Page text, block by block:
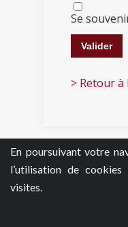
En poursuivant votre
l’utilisation de
visites.
Se
> Retour à